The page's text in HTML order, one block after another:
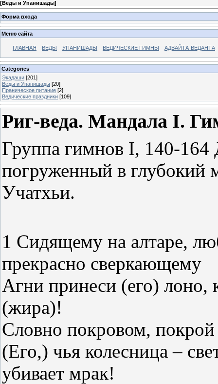
[Веды и Упанишады]
Форма входа
Меню сайта
ГЛАВНАЯ ВЕДЫ УПАНИШАДЫ ВЕДИЧЕСКИЕ ГИМНЫ АДВАЙТА-ВЕДАНТА
Categories
Экадаши [201]
Веды и Упанишады [20]
Праническое питание [2]
Ведические праздники [109]
Риг-веда. Мандала I.
Группа гимнов I, 140-164
погруженный в глубокий
Учатхьи.
1 Сидящему на алтаре,
прекрасно сверкающему
Агни принеси (его) лоно,
(жира)!
Словно покровом, покрой
(Его,) чья колесница –
убивает мрак!